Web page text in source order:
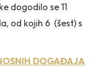
dogodilo se 11
od kojih 6 (šest) s
DOGAĐAJA